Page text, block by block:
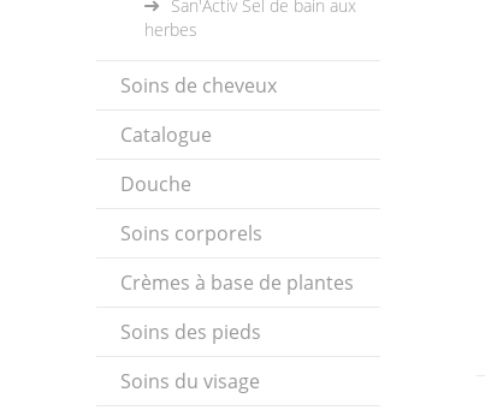
San'Activ Sel de bain aux
herbes
Soins de cheveux
Catalogue
Douche
Soins corporels
Crèmes à base de plantes
Soins des pieds
Soins du visage